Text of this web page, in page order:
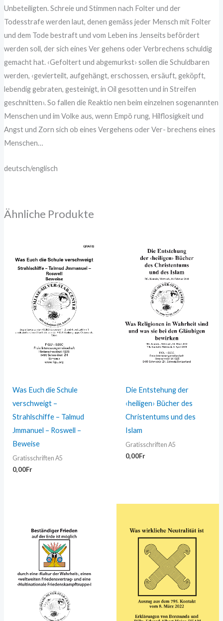
Unbeteiligten. Schreie und Stimmen nach Folter und der
Todesstrafe werden laut, denen gemäss jeder Mensch mit Folter
und dem Tode bestraft und vom Leben ins Jenseits befördert
werden soll, der sich eines Ver gehens oder Verbrechens schuldig
gemacht hat. ‹Gefoltert und abgemurkst› sollen die Schuldbaren
werden, ‹gevierteilt, aufgehängt, erschossen, ersäuft, geköpft,
lebendig gebraten, gesteinigt, in Oil gesotten und in Streifen
geschnitten›. So fallen die Reaktio nen beim einzelnen sogenannten
Menschen und im Volke aus, wenn Empö rung, Hilflosigkeit und
Angst und Zorn sich ob eines Vergehens oder Ver- brechens eines
Menschen…
deutsch/englisch
Ähnliche Produkte
Was Euch die Schule
verschweigt –
Strahlschiffe – Talmud
Jmmanuel – Roswell –
Beweise
Gratisschriften A5
0,00Fr
Die Entstehung der
‹heiligen› Bücher des
Christentums und des
Islam
Gratisschriften A5
0,00Fr